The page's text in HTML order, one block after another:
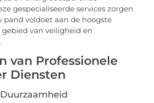
gespecialiseerde services zorgen
pand voldoet aan de hoogste
van veiligheid en
van Professionele
Diensten